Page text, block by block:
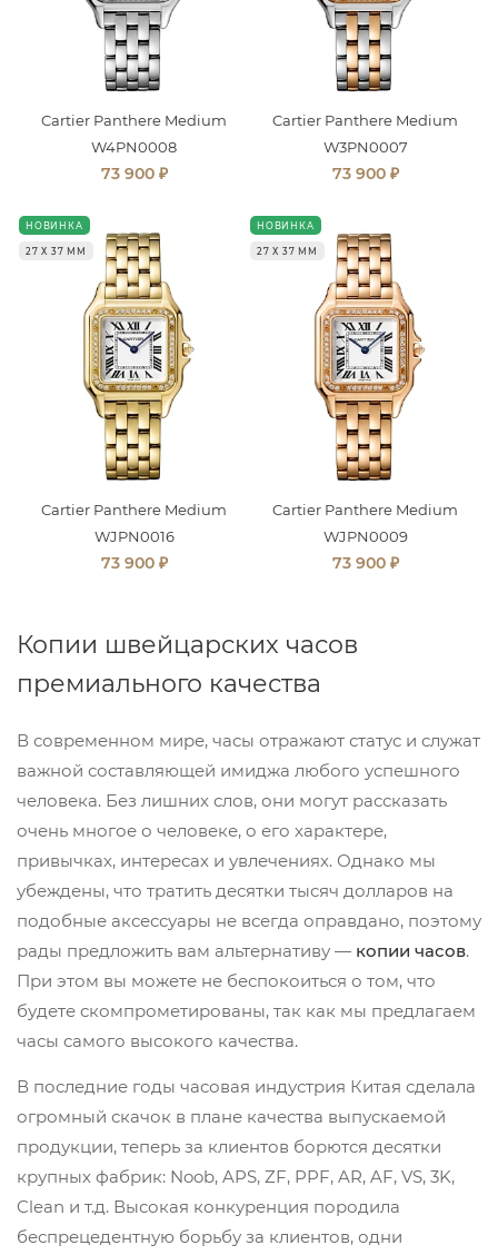
Cartier Panthere Medium
W4PN0008
73 900 ₽
Cartier Panthere Medium
W3PN0007
73 900 ₽
НОВИНКА
27 Х 37 ММ
Cartier Panthere Medium
WJPN0016
73 900 ₽
НОВИНКА
27 Х 37 ММ
Cartier Panthere Medium
WJPN0009
73 900 ₽
Копии швейцарских часов
премиального качества
В современном мире, часы отражают статус и служат
важной составляющей имиджа любого успешного
человека. Без лишних слов, они могут рассказать
очень многое о человеке, о его характере,
привычках, интересах и увлечениях. Однако мы
убеждены, что тратить десятки тысяч долларов на
подобные аксессуары не всегда оправдано, поэтому
рады предложить вам альтернативу — копии часов.
При этом вы можете не беспокоиться о том, что
будете скомпрометированы, так как мы предлагаем
часы самого высокого качества.
В последние годы часовая индустрия Китая сделала
огромный скачок в плане качества выпускаемой
продукции, теперь за клиентов борются десятки
крупных фабрик: Noob, APS, ZF, PPF, AR, AF, VS, 3K,
Clean и т.д. Высокая конкуренция породила
беспрецедентную борьбу за клиентов, одни